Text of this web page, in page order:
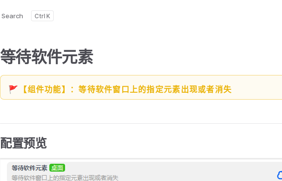
Search K
等待软件元素
🚩【组件功能】：等待软件窗口上的指定元素出现或者消失
配置预览